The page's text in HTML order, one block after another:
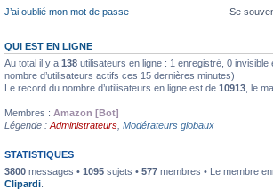
J’ai oublié mon mot de passe
Se
QUI EST EN LIGNE
Au total il y a 138 utilisateurs en ligne : 1 enregistré, 0 invisible
nombre d’utilisateurs actifs ces 15 dernières minutes)
Le record du nombre d’utilisateurs en ligne est de 10913 , le
Membres : Amazon [Bot]
Légende : Administrateurs Modérateurs globaux
STATISTIQUES
3800 messages • 1095 sujets • 577 membres • Le membre
Clipardi